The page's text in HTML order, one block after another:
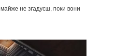
не згадуєш, поки вони